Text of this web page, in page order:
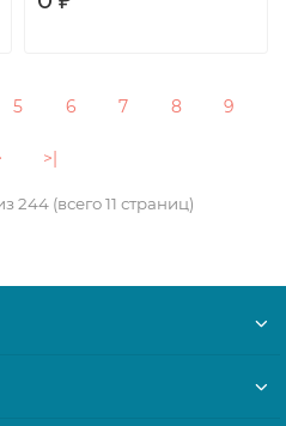
5 6 7 8 9
>|
244 (всего 11 страниц)